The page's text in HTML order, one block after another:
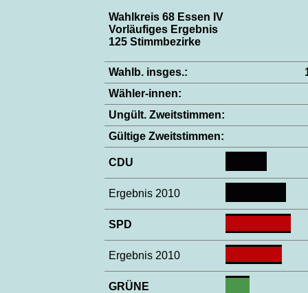
Wahlkreis 68 Essen IV
Vorläufiges Ergebnis
125 Stimmbezirke
Wahlb. insges.:
Wähler-innen:
Ungült. Zweitstimmen:
Gültige Zweitstimmen:
CDU
Ergebnis 2010
SPD
Ergebnis 2010
GRÜNE